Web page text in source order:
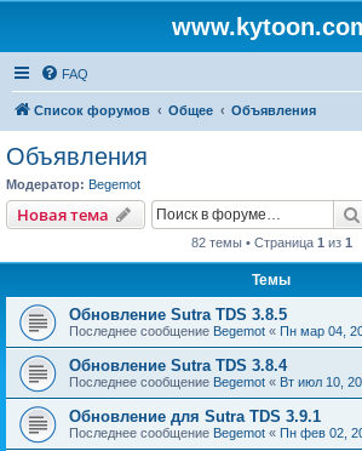
FAQ
Список форумов Общее Объявления
Объявления
Модератор: Begemot
Новая тема
82 темы • Страница 1 из 1
Темы
Обновление Sutra TDS 3.8.5
Последнее сообщение Begemot « Пн мар 04,
Обновление Sutra TDS 3.8.4
Последнее сообщение Begemot « Вт июл 10,
Обновление для Sutra TDS 3.9.1
Последнее сообщение Begemot « Пн фев 02,